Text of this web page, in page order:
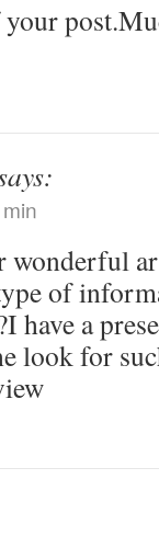
wonderful
of
have a
look for